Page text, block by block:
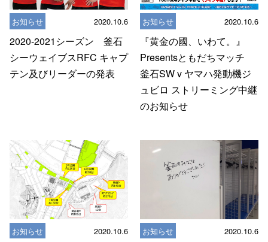
お知らせ 2020.10.6
2020-2021シーズン 釜石
シーウェイブスRFC キャプ
テン及びリーダーの発表
お知らせ 2020.10.6
『黄金の國、いわて。』
Presentsともだちマッチ
釜石SW v ヤマハ発動機ジ
ュビロ ストリーミング中継
のお知らせ
お知らせ 2020.10.6 お知らせ 2020.10.6